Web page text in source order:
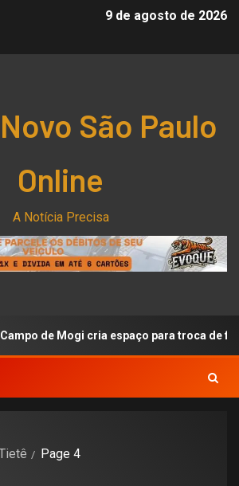
9 de agosto de 2026
São Paulo
Online
A Notícia Precisa
espaço para troca de figurinhas da Copa
Page 4